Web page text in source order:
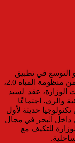
التوسع في تطبيق
التكنولوجيا الحديثة ضمن محاور الجيل الثاني من منظومة المياه 2.0،
الوزارة، عقد السيد
والري، اجتماعًا
حديثة لأول
البحر في مجال
للتكيف مع